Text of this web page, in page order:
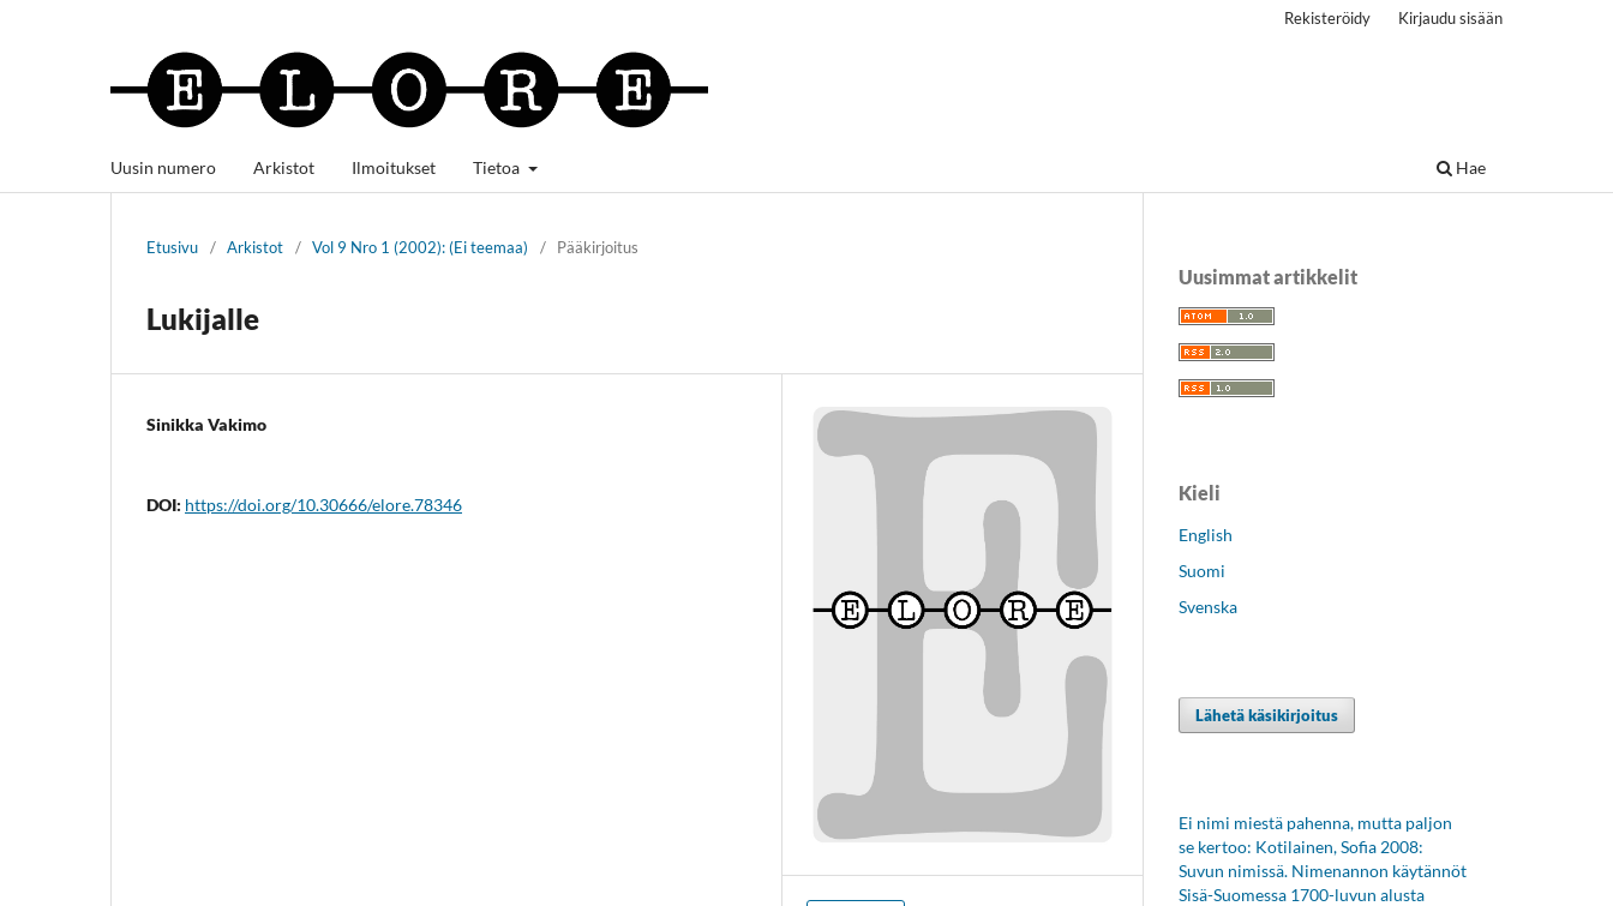
Uusin numero Arkistot Ilmoitukset Tietoa Hae
Rekisteröidy Kirjaudu sisään
Etusivu / Arkistot / Vol 9 Nro 1 (2002): (Ei teemaa) / Pääkirjoitus
Lukijalle
Sinikka Vakimo
DOI: https://doi.org/10.30666/elore.78346
Uusimmat artikkelit
Kieli
English
Suomi
Svenska
Lähetä käsikirjoitus
Ei nimi miestä pahenna, mutta paljon
se kertoo: Kotilainen, Sofia 2008:
Suvun nimissä. Nimenannon käytännöt
Sisä-Suomessa 1700-luvun alusta